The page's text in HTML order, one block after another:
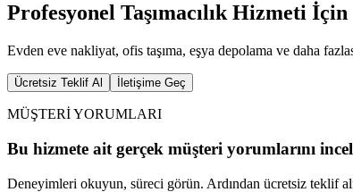
Profesyonel Taşımacılık Hizmeti İçin
Evden eve nakliyat, ofis taşıma, eşya depolama ve daha
Ücretsiz Teklif Al İletişime Geç
MÜŞTERİ YORUMLARI
Bu hizmete ait gerçek müşteri yorumlarını
Deneyimleri okuyun, süreci görün. Ardından ücretsiz teklif